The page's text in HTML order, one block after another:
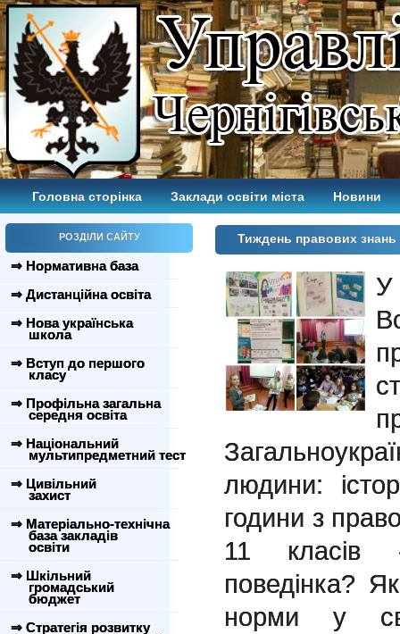
Головна сторінка Заклади освіти міста Новини
РОЗДІЛИ САЙТУ
⇒ Нормативна база
⇒ Дистанційна освіта
⇒ Нова українська
школа
⇒ Вступ до першого
класу
⇒ Профільна загальна
середня освіта
⇒ Національний
мультипредметний тест
⇒ Цивільний
захист
⇒ Матеріально-технічна
база закладів
освіти
⇒ Шкільний
громадський
бюджет
⇒ Стратегія розвитку
Тиждень правових
людини:
години з
11 класів
поведінка?
норми у